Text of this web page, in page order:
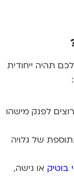
תהיה ייחודית
לפנק מישהו
של גלויה
או נישה,